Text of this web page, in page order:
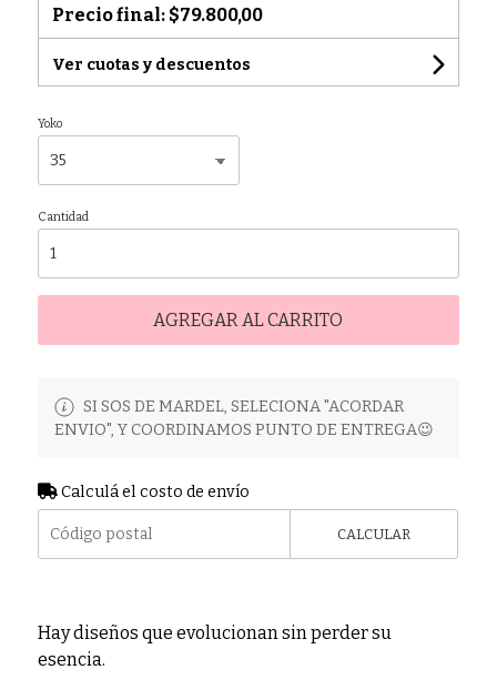
Precio final: $79.800,00
Ver cuotas y descuentos
Yoko
Cantidad
AGREGAR AL CARRITO
SI SOS DE MARDEL, SELECIONA "ACORDAR
ENVIO", Y COORDINAMOS PUNTO DE ENTREGA😉
Calculá el costo de envío
CALCULAR
Hay diseños que evolucionan sin perder su
esencia.